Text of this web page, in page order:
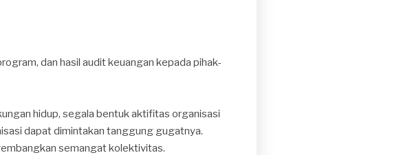
dan hasil audit keuangan kepada pihak-
hidup, segala bentuk aktifitas organisasi
dapat dimintakan tanggung gugatnya.
semangat kolektivitas.